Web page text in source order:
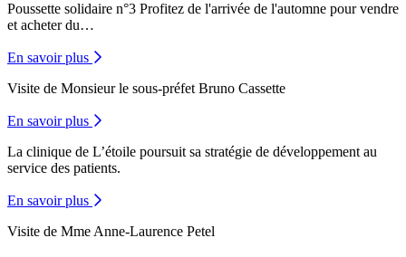
Poussette solidaire n°3 Profitez de l'arrivée de l'automne pour vendre
et acheter du…
En savoir plus
Visite de Monsieur le sous-préfet Bruno Cassette
En savoir plus
La clinique de L’étoile poursuit sa stratégie de développement au
service des patients.
En savoir plus
Visite de Mme Anne-Laurence Petel